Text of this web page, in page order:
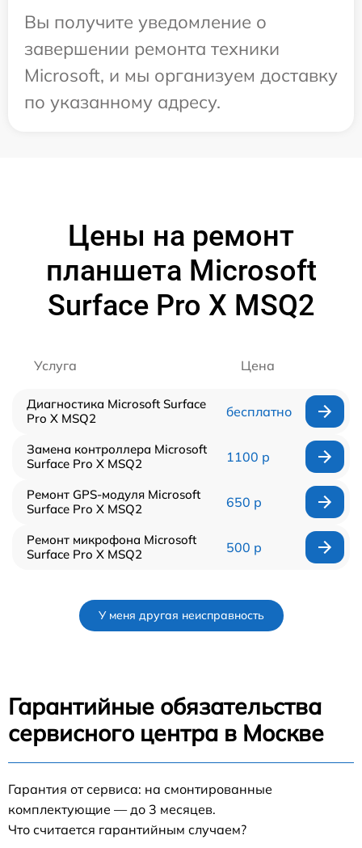
Вы получите уведомление о
завершении ремонта техники
Microsoft, и мы организуем доставку
по указанному адресу.
Цены на ремонт
планшета Microsoft
Surface Pro X MSQ2
Услуга Цена
Диагностика Microsoft Surface
Pro X MSQ2
бесплатно
Замена контроллера Microsoft
Surface Pro X MSQ2
1100 р
Ремонт GPS-модуля Microsoft
Surface Pro X MSQ2
650 р
Ремонт микрофона Microsoft
Surface Pro X MSQ2
500 р
У меня другая неисправность
Гарантийные обязательства
сервисного центра в Москве
Гарантия от сервиса: на смонтированные
комплектующие — до 3 месяцев.
Что считается гарантийным случаем?